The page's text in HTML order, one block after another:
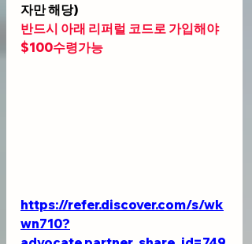
자만 해당)
반드시 아래 리퍼럴 코드로 가입해야
$100수령가능
https://refer.discover.com/s/wk
wn710?